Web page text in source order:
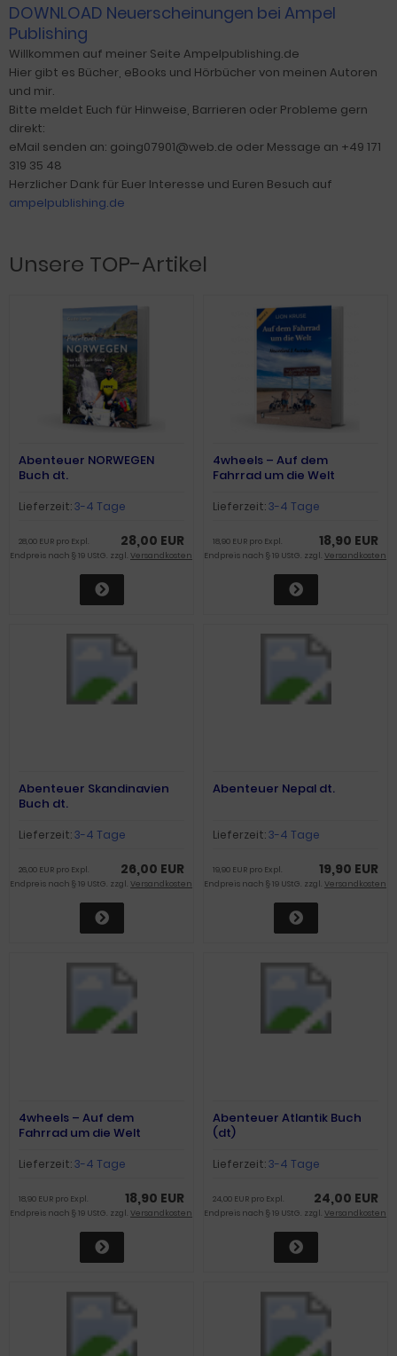
DOWNLOAD Neuerscheinungen bei Ampel
Publishing
Willkommen auf meiner Seite Ampelpublishing.de
Hier gibt es Bücher, eBooks und Hörbücher von meinen Autoren
und mir.
Bitte meldet Euch für Hinweise, Barrieren oder Probleme gern
direkt:
eMail senden an: going07901@web.de oder Message an +49 171
319 35 48
Herzlicher Dank für Euer Interesse und Euren Besuch auf
ampelpublishing.de
Unsere TOP-Artikel
Abenteuer NORWEGEN
Buch dt.
Lieferzeit:3-4 Tage
28,00 EUR
28,00 EUR pro Expl.
Endpreis nach § 19 UStG. zzgl. Versandkosten
4wheels – Auf dem
Fahrrad um die Welt
Lieferzeit:3-4 Tage
18,90 EUR
18,90 EUR pro Expl.
Endpreis nach § 19 UStG. zzgl. Versandkosten
Abenteuer Skandinavien
Buch dt.
Lieferzeit:3-4 Tage
26,00 EUR
26,00 EUR pro Expl.
Endpreis nach § 19 UStG. zzgl. Versandkosten
Abenteuer Nepal dt.
Lieferzeit:3-4 Tage
19,90 EUR
19,90 EUR pro Expl.
Endpreis nach § 19 UStG. zzgl. Versandkosten
4wheels – Auf dem
Fahrrad um die Welt
Lieferzeit:3-4 Tage
18,90 EUR
18,90 EUR pro Expl.
Endpreis nach § 19 UStG. zzgl. Versandkosten
Abenteuer Atlantik Buch
(dt)
Lieferzeit:3-4 Tage
24,00 EUR
24,00 EUR pro Expl.
Endpreis nach § 19 UStG. zzgl. Versandkosten